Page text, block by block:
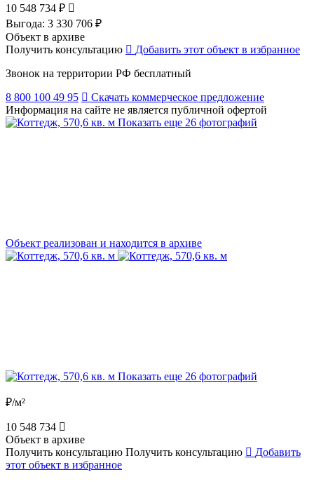
10 548 734 ₽
Выгода: 3 330 706 ₽
Объект в архиве
Получить консультацию
Добавить этот объект в избранное
Звонок на территории РФ бесплатный
8 800 100 49 95
Скачать коммерческое предложение
Информация на сайте не является публичной офертой
Показать еще 26 фотографий
Объект реализован и находится в архиве
Показать еще 26 фотографий
₽/м²
10 548 734
Объект в архиве
Получить консультацию Получить консультацию
Добавить
этот объект в избранное